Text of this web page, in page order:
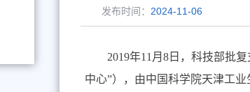
发布时间： 2024-11-06
2019年11 月 8日，科技部批
中心”），由中国科学院天津工业